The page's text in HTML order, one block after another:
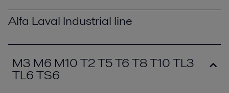
Alfa Laval Industrial line
M3 M6 M10 T2 T5 T6 T8 T10 TL3
TL6 TS6